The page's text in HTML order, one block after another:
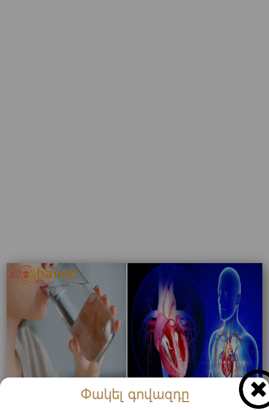
Փակել գովազդը